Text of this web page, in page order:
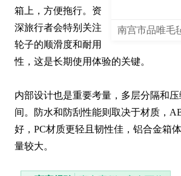
南宫市品唯毛
箱上，方便拖行。资
深旅行者会特别关注
轮子的顺滑度和耐用
性，这是长期使用体验的关键。
内部设计也是重要考量，多层分隔和
间。防水和防刮性能则取决于材质，
好，PC材质更轻且韧性佳，铝合金箱
量较大。